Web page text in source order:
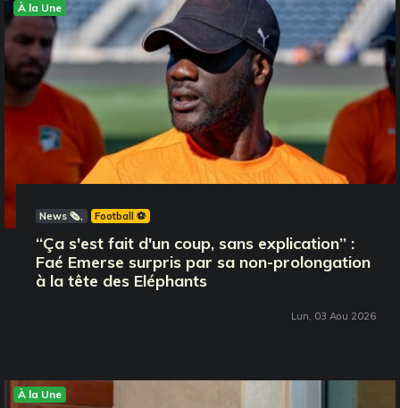
À la Une
News 🗞️ Football ⚽️
‘‘Ça s'est fait d'un coup, sans explication’’ :
Faé Emerse surpris par sa non-prolongation
à la tête des Eléphants
Lun, 03 Aou 2026
À la Une